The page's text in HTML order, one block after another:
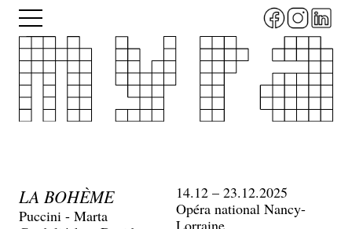
Aller
contenu
principal
Menu
LA BOHÈME
Puccini - Marta
14.12 – 23.12.2025
Opéra national Nancy-
Lorraine